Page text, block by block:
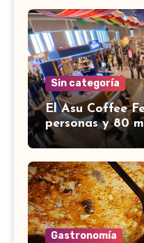
Sin categoría
El Asu Coffee
personas y 80
Gastronomía